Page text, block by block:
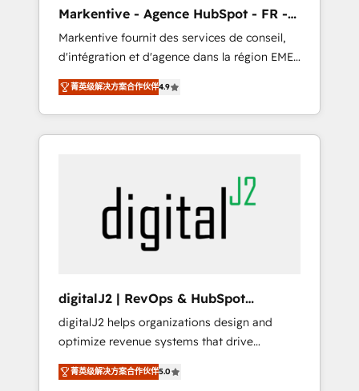
know what you don't know'
recommendations to maximize conversions!
OTF is an Elite Partner (top 1% of 6,500+
Partners) and was named 2023 HubSpot
Partner of the Year 💥 Trusted by 2,500+
companies to help them scale and close
more business, by using HubSpot (the right
www.onthefuze.com/hubspot-admin Contact
us to learn more!
Markentive - Agence HubSpot - FR -
EN
Markentive fournit des services de conseil,
d'intégration et d'agence dans la région EMEA
et North America. Avec plus de 115 experts en
marketing automation, Growth, Revops, CRM
et webdesign. Markentive is both a
consulting firm, a digital agency and an
webdesign (We focus on EMEA - USA
customers).
菁英级解决方案合作伙伴4.9
digitalJ2 | RevOps & HubSpot
Implementations
digitalJ2 helps organizations design and
optimize revenue systems that drive
scalable, predictable growth. As a triple-
accredited HubSpot Solutions Partner, we
菁英级解决方案合作伙伴5.0